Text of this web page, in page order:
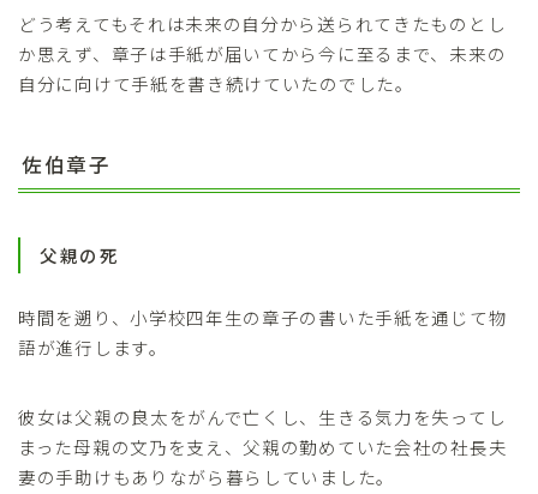
どう考えてもそれは未来の自分から送られてきたものとし
か思えず、章子は手紙が届いてから今に至るまで、未来の
自分に向けて手紙を書き続けていたのでした。
佐伯章子
父親の死
時間を遡り、小学校四年生の章子の書いた手紙を通じて物
語が進行します。
彼女は父親の良太をがんで亡くし、生きる気力を失ってし
まった母親の文乃を支え、父親の勤めていた会社の社長夫
妻の手助けもありながら暮らしていました。